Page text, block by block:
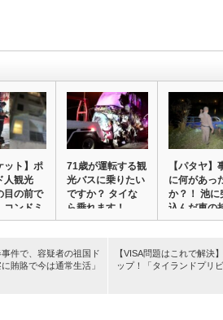
ット】ポ
人観光
目の前で
コンドミ
71歳が運転する観
光バスに乗りたい
ですか？ タイな
ら乗れます！ …
【パタヤ】
に何があっ
か？！ 池に
込んだ車の
が…
件で、容疑者の祖国ド
賄賂で今は通常生活」
【VISA問題はこれで解決
ップ！「タイランドプリ